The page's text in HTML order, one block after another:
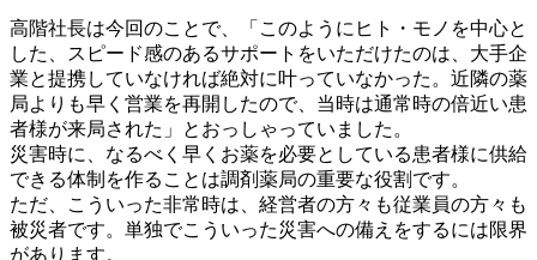
高階社長は今回のことで、「このようにヒト・モノを中心と
した、スピード感のあるサポートをいただけたのは、大手企
業と提携していなければ絶対に叶っていなかった。近隣の薬
局よりも早く営業を再開したので、当時は通常時の倍近い患
者様が来局された」とおっしゃっていました。
災害時に、なるべく早くお薬を必要としている患者様に供給
できる体制を作ることは調剤薬局の重要な役割です。
ただ、こういった非常時は、経営者の方々も従業員の方々も
被災者です。単独でこういった災害への備えをするには限界
があります。